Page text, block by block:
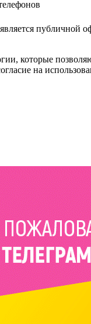
публичной
которые
на